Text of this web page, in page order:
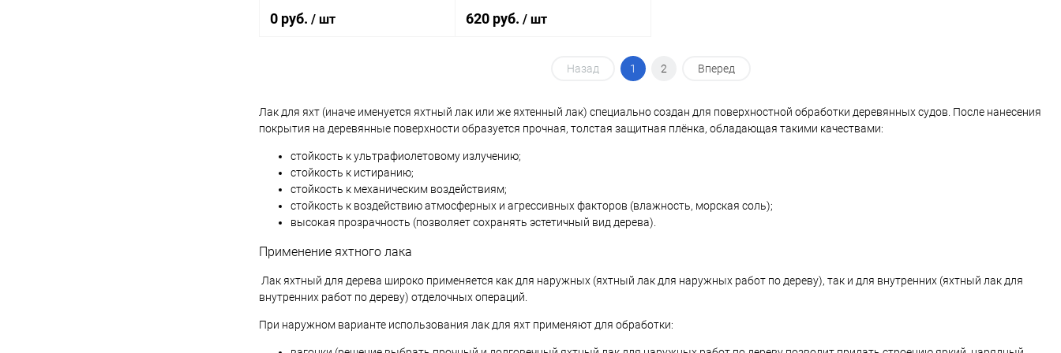
0 руб. / шт
Купить в 1 клик Сравнение
В избранное В наличии
Элемент каталога:
Лак Яхтный V33 для
работ, глянцевый
полуматовый(0,7л)
620 руб. / шт
Купить в 1 клик Сравнение
В избранное
Назад 1 2 Вперед
Лак для яхт (иначе именуется яхтный лак или же яхтенный лак) специально создан для поверхностной обработки деревянных судов. После нанесения
покрытия на деревянные поверхности образуется прочная, толстая защитная плёнка, обладающая такими качествами:
стойкость к ультрафиолетовому излучению;
стойкость к истиранию;
стойкость к механическим воздействиям;
стойкость к воздействию атмосферных и агрессивных факторов (влажность, морская соль);
высокая прозрачность (позволяет сохранять эстетичный вид дерева).
Применение яхтного лака
Лак яхтный для дерева широко применяется как для наружных (яхтный лак для наружных работ по дереву), так и для внутренних (яхтный лак для
внутренних работ по дереву) отделочных операций.
При наружном варианте использования лак для яхт применяют для обработки: